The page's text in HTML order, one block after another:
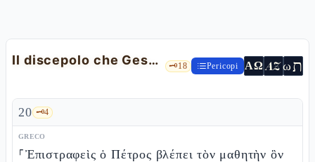
Il discepolo che Gesù amava 🗝️18 Pericopi ΑΩ AZωת
20 🗝️4
GRECO
⸀Ἐπιστραφεὶς ὁ Πέτρος βλέπει τὸν μαθητὴν ὃν